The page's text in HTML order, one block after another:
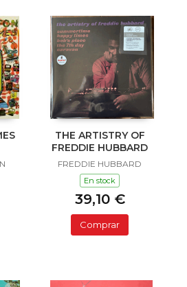
THE ARTISTRY OF
FREDDIE HUBBARD
FREDDIE HUBBARD
En stock
39,10 €
Comprar